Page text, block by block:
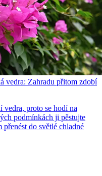
vedra: Zahradu přitom zdobí
vedra, proto se hodí na
podmínkách ji pěstujte
přenést do světlé chladné